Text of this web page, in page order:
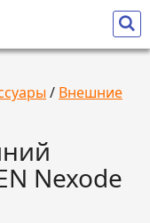
/ Внешние
Nexode